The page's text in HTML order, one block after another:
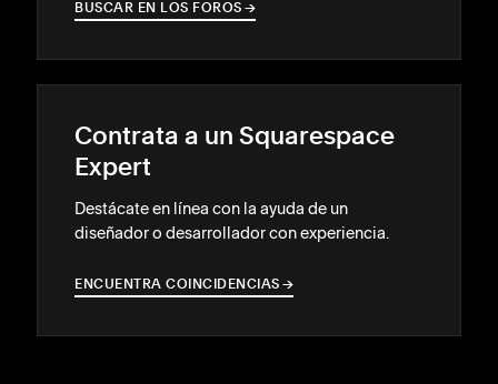
BUSCAR EN LOS FOROS →
→
Contrata a un Squarespace
Expert
Destácate en línea con la ayuda de un
diseñador o desarrollador con experiencia.
ENCUENTRA COINCIDENCIAS →
→